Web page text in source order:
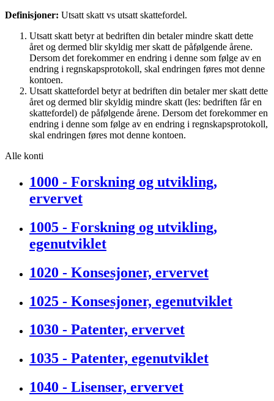
Definisjoner: Utsatt skatt vs utsatt skattefordel.
Utsatt skatt betyr at bedriften din betaler mindre skatt dette
året og dermed blir skyldig mer skatt de påfølgende årene.
Dersom det forekommer en endring i denne som følge av en
endring i regnskapsprotokoll, skal endringen føres mot denne
kontoen.
Utsatt skattefordel betyr at bedriften din betaler mer skatt dette
året og dermed blir skyldig mindre skatt (les: bedriften får en
skattefordel) de påfølgende årene. Dersom det forekommer en
endring i denne som følge av en endring i regnskapsprotokoll,
skal endringen føres mot denne kontoen.
Alle konti
1000 - Forskning og utvikling,
ervervet
1005 - Forskning og utvikling,
egenutviklet
1020 - Konsesjoner, ervervet
1025 - Konsesjoner, egenutviklet
1030 - Patenter, ervervet
1035 - Patenter, egenutviklet
1040 - Lisenser, ervervet